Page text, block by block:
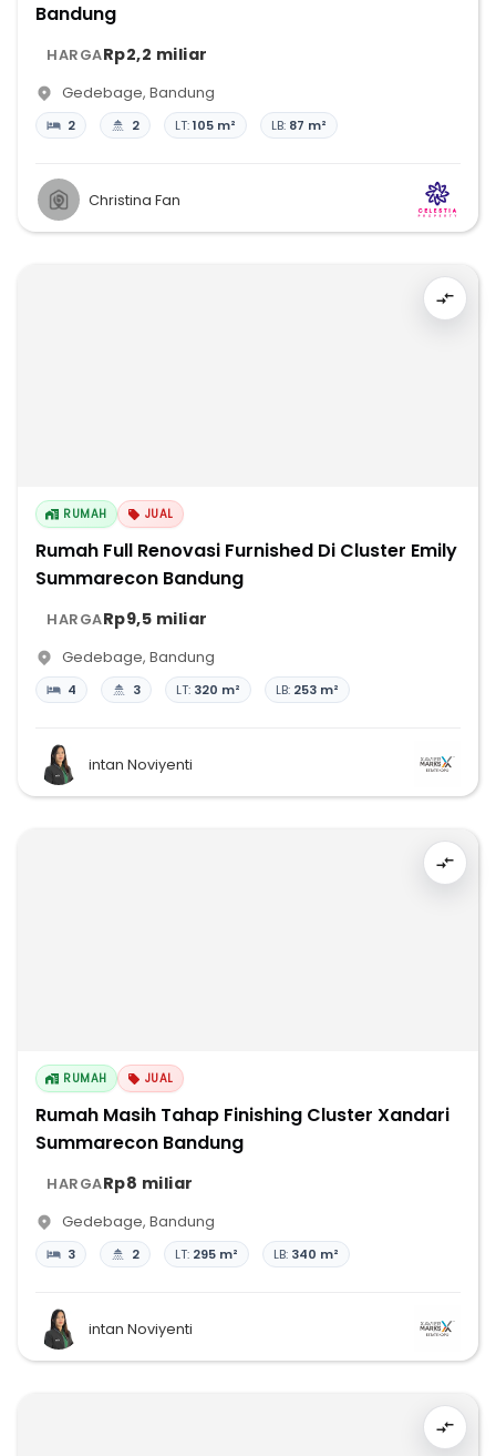
Bandung
HARGARp2,2 miliar
Gedebage, Bandung
2 2 LT:105 m² LB: 87 m²
Christina Fan
RUMAH JUAL
Rumah Full Renovasi Furnished Di Cluster Emily
Summarecon Bandung
HARGARp9,5 miliar
Gedebage, Bandung
4 3 LT: 320 m² LB: 253 m²
intan Noviyenti
RUMAH JUAL
Rumah Masih Tahap Finishing Cluster Xandari
Summarecon Bandung
HARGARp8 miliar
Gedebage, Bandung
3 2 LT: 295 m² LB: 340 m²
intan Noviyenti